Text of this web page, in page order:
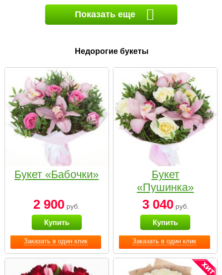
Показать еще
Недорогие букеты
Заказать в один клик
Букет «Бабочки»
2 900 руб.
Купить
Заказать в один клик
Букет
«Пушинка»
3 040руб.
Купить